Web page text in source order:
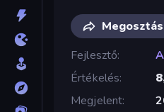
Megosztás
Fejlesztő
Értékelés
Megjelent